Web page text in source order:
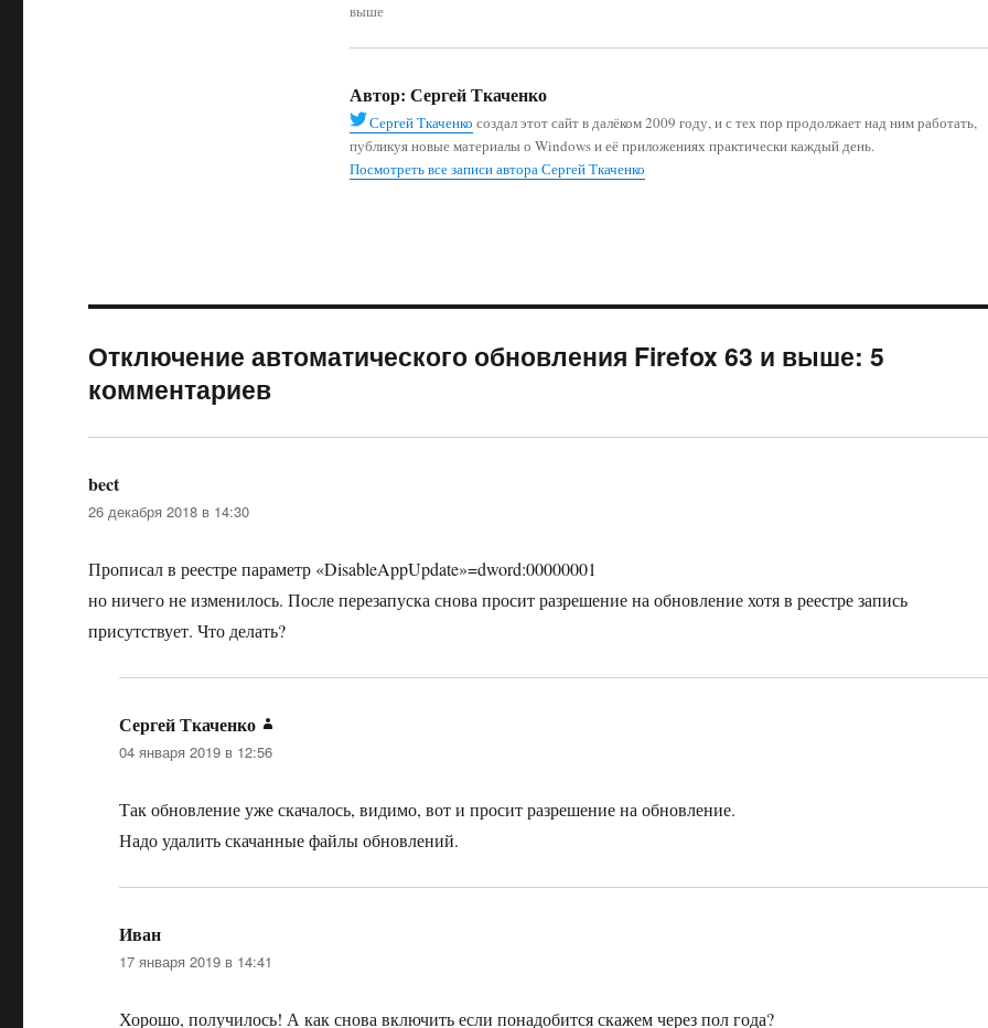
выше
Автор: Сергей Ткаченко
Сергей Ткаченко создал этот сайт в далёком 2009 году, и с тех пор продолжает над ним работать,
публикуя новые материалы о Windows и её приложениях практически каждый день.
Посмотреть все записи автора Сергей Ткаченко
Отключение автоматического обновления Firefox 63 и выше: 5
комментариев
bect:
26 декабря 2018 в 14:30
Прописал в реестре параметр «DisableAppUpdate»=dword:00000001
но ничего не изменилось. После перезапуска снова просит разрешение на обновление хотя в реестре запись
присутствует. Что делать?
Сергей Ткаченко
04 января 2019 в 12:56
Так обновление уже скачалось, видимо, вот и просит разрешение на обновление.
Надо удалить скачанные файлы обновлений.
Иван
17 января 2019 в 14:41
Хорошо, получилось! А как снова включить если понадобится скажем через пол года?